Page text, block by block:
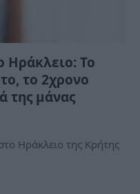
Ηράκλειο: Το
το 2χρονο
της μάνας
Ηράκλειο της Κρήτης